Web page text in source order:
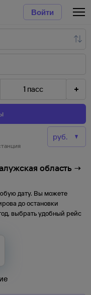
Войти
1 пасс
область →
дату. Вы можете
доостановки
выбрать удобный рейс